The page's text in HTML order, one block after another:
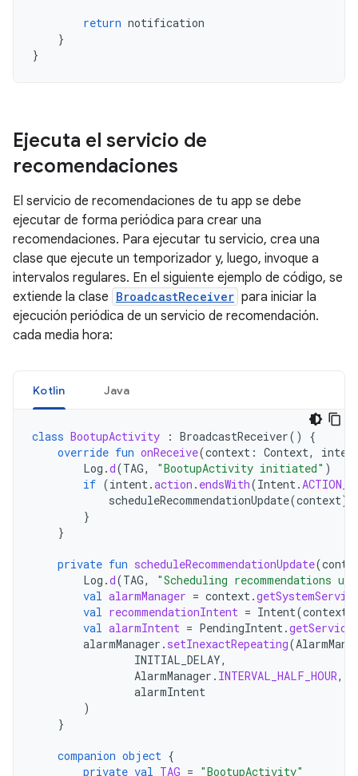
return notification
}
}
Ejecuta el servicio de
recomendaciones
El servicio de recomendaciones de tu app se debe
ejecutar de forma periódica para crear una
recomendaciones. Para ejecutar tu servicio, crea una
clase que ejecute un temporizador y, luego, invoque a
intervalos regulares. En el siguiente ejemplo de código, se
extiende la clase BroadcastReceiver para iniciar la
ejecución periódica de un servicio de recomendación.
cada media hora:
Kotlin Java
class BootupActivity : BroadcastReceiver()
{
override fun onReceive(context : Context,
Log .d(TAG, "BootupActivity initiated" )
if (intent.action . endsWith(Intent.
scheduleRecommendationUpdate(context)
}
}
private fun scheduleRecommendationUpdate(
Log .d(TAG,
"Scheduling recommendations
val alarmManager = context.
val recommendationIntent = Intent(context
val alarmIntent = PendingIntent.getService
alarmManager . setInexactRepeating(
INITIAL_DELAY,
AlarmManager . INTERVAL_HALF_HOUR,
alarmIntent
)
}
companion object {
private val TAG = "BootupActivity"